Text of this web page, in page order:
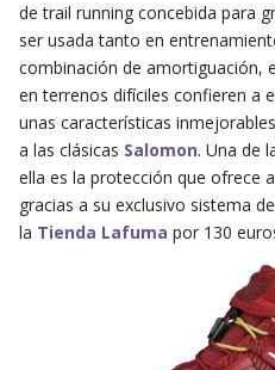
de trail running concebida para
ser usada tanto en
combinación de amortiguación,
en terrenos difíciles confieren a
unas características
a las clásicas Salomon. Una de
ella es la protección que ofrece
gracias a su exclusivo sistema
la Tienda Lafuma por 130